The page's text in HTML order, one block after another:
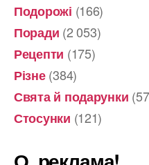
Подорожі (166)
Поради (2 053)
Рецепти (175)
Різне(384)
Свята й подарунки
Стосунки (121)